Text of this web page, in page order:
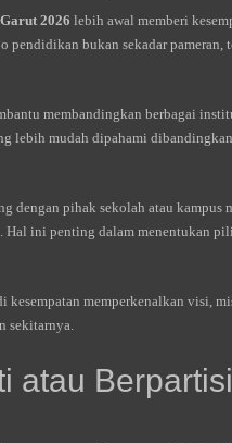
2026 lebih awal memberi
pendidikan bukan sekadar pameran,
membandingkan berbagai
lebih mudah dipahami
dengan pihak sekolah atau kampus
Hal ini penting dalam menentukan
memperkenalkan visi,
sekitarnya.
atau